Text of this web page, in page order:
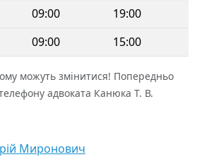
09:00
19:00
09:00 15:00
можуть змінитися! Попередньо
адвоката Канюка Т. В.
Миронович